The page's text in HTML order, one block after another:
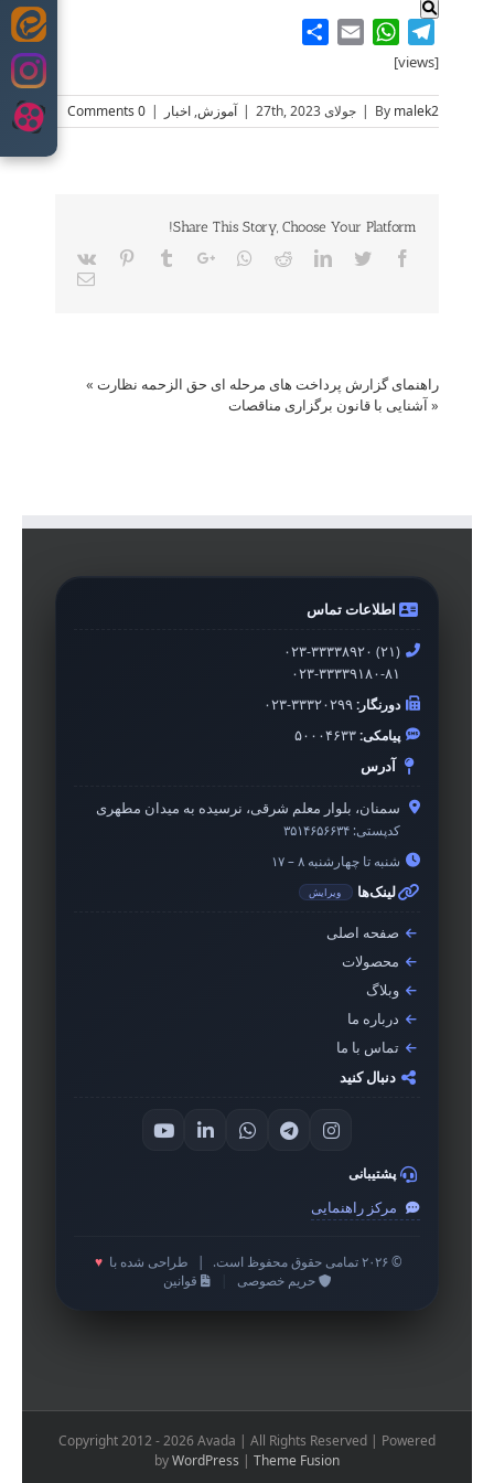
Telegram
WhatsApp
Email
[views]
By malek2
| جولای 27th, 2023 | آموزش, اخبار |
0 Comments
Share This Story, Choose Your Platform!
Facebook
Twitter
LinkedIn
Reddit
Whatsapp
Google+
Tumblr
Pinterest
Vk
Email
راهنمای گزارش پرداخت های مرحله ای حق الزحمه نظارت »
«آشنایی با قانون برگزاری مناقصات
اطلاعات تماس
۰۲۳-۳۳۳۳۸۹۲۰ (۲۱)
۰۲۳-۳۳۳۳۹۱۸۰-۸۱
دورنگار:۰۲۳-۳۳۳۲۰۲۹۹
پیامکی:۵۰۰۰۴۶۳۳
آدرس
سمنان، بلوار معلم شرقی، نرسیده به میدان مطهری
کدپستی: ۳۵۱۴۶۵۶۶۳۴
شنبه تا چهارشنبه ۸ – ۱۷
لینک‌ها ویرایش
صفحه اصلی
محصولات
وبلاگ
درباره ما
تماس با ما
دنبال کنید
پشتیبانی
مرکز راهنمایی
© ۲۰۲۶ تمامی حقوق محفوظ است. طراحی شده با ♥
حریم خصوصی
قوانین
Copyright 2012 - 2026 Avada | All Rights Reserved | Powered
byWordPress | Theme Fusion